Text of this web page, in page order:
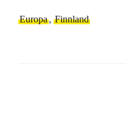
Europa,Finnland